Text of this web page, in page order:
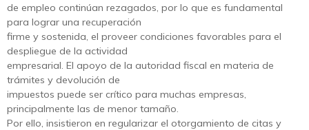
de empleo continúan rezagados, por lo que es fundamental
para lograr una recuperación
firme y sostenida, el proveer condiciones favorables para el
despliegue de la actividad
empresarial. El apoyo de la autoridad fiscal en materia de
trámites y devolución de
impuestos puede ser crítico para muchas empresas,
principalmente las de menor tamaño.
Por ello, insistieron en regularizar el otorgamiento de citas y